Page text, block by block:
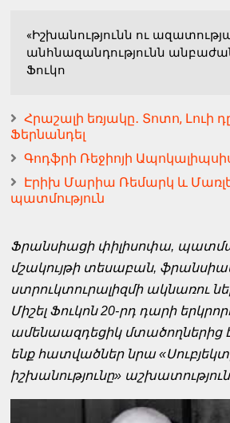
«Իշխանությունն ու
անհնազանդությունն
Ֆուկո
Հրաշալի եռյակը․ Տոտո, Լուի
Ֆերնանդել
Գոդֆրի Ռեջիոյի
Էրիխ Մարիա Ռեմարկ և
պատմություն
Ֆրանսիացի փիլիսոփա,
մշակույթի տեսաբան,
ստրուկտուրալիզմի ակնառու
Միշել Ֆուկոն 20-րդ դարի
ամենաազդեցիկ մտածողներից
ենք հատվածներ նրա
իշխանությունը»